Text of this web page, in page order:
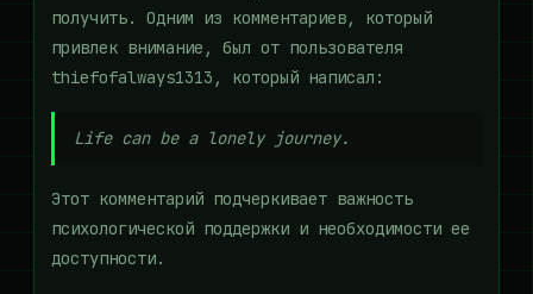
получить. Одним из комментариев, который
привлек внимание, был от пользователя
thiefofalways1313, который написал:
Life can be a lonely journey.
Этот комментарий подчеркивает важность
психологической поддержки и необходимости ее
доступности.